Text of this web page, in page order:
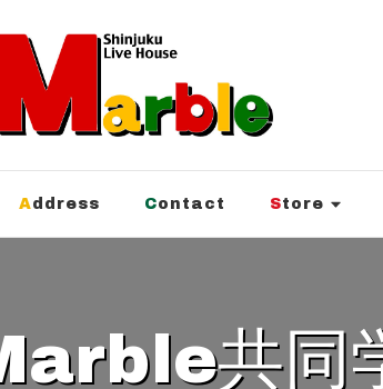
Address Contact Store